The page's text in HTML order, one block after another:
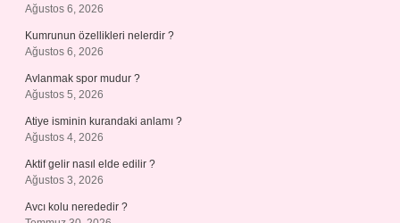
Ağustos 6, 2026
Kumrunun özellikleri nelerdir ?
Ağustos 6, 2026
Avlanmak spor mudur ?
Ağustos 5, 2026
Atiye isminin kurandaki anlamı ?
Ağustos 4, 2026
Aktif gelir nasıl elde edilir ?
Ağustos 3, 2026
Avcı kolu nerededir ?